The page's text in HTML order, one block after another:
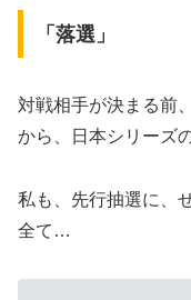
「落選」
対戦相手が決まる前
から、日本シリーズ
私も、先行抽選に、
全て…